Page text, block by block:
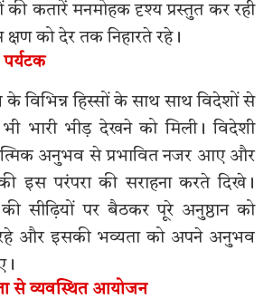
की कतारें मनमोहक दृश्य प्रस्तुत कर रही
क्षण को देर तक निहारते रहे।
विभिन्न हिस्सों के साथ साथ विदेशों से
भारी भीड़ देखने को मिली। विदेशी
अनुभव से प्रभावित नजर आए और
इस परंपरा की सराहना करते दिखे।
सीढ़ियों पर बैठकर पूरे अनुष्ठान को
रहे और इसकी भव्यता को अपने अनुभव
से व्यवस्थित आयोजन